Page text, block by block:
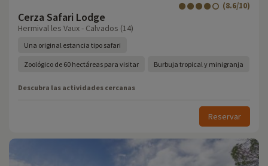
Cerza Safari Lodge
(8.6/10)
Hermival les Vaux - Calvados (14)
Una original estancia tipo safari
Zoológico de 60 hectáreas para visitar Burbuja tropical y minigranja
Descubra las actividades cercanas
Reservar